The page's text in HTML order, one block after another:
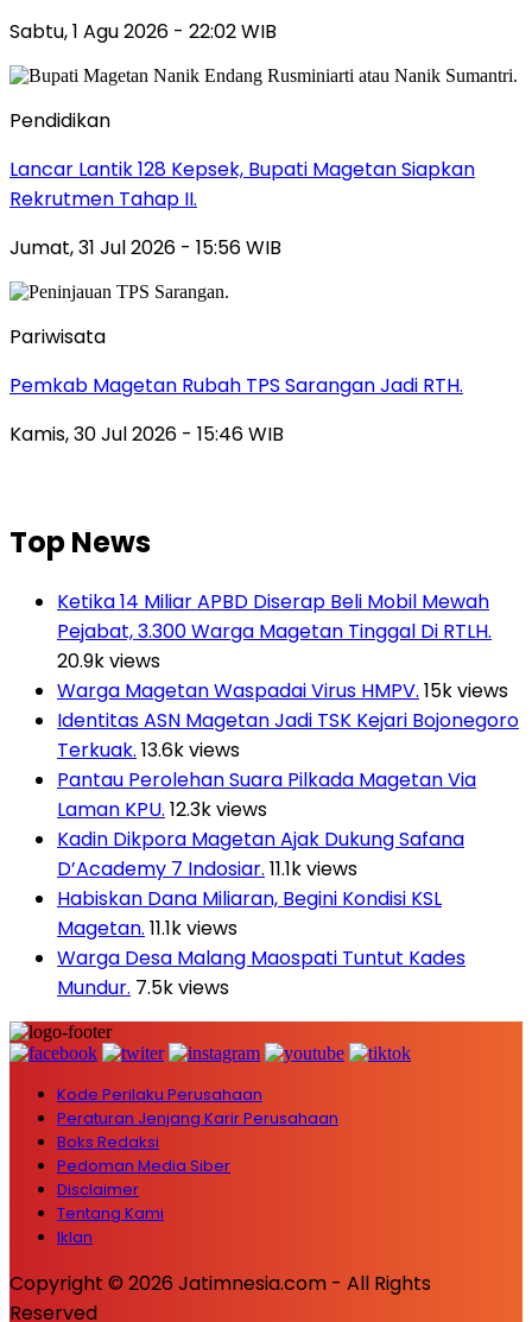
Sabtu, 1 Agu 2026 - 22:02 WIB
Pendidikan
Lancar Lantik 128 Kepsek, Bupati Magetan Siapkan
Rekrutmen Tahap II.
Jumat, 31 Jul 2026 - 15:56 WIB
Pariwisata
Pemkab Magetan Rubah TPS Sarangan Jadi RTH.
Kamis, 30 Jul 2026 - 15:46 WIB
Top News
Ketika 14 Miliar APBD Diserap Beli Mobil Mewah
Pejabat, 3.300 Warga Magetan Tinggal Di RTLH.
20.9k views
Warga Magetan Waspadai Virus HMPV. 15k views
Identitas ASN Magetan Jadi TSK Kejari Bojonegoro
Terkuak. 13.6k views
Pantau Perolehan Suara Pilkada Magetan Via
Laman KPU. 12.3k views
Kadin Dikpora Magetan Ajak Dukung Safana
D’Academy 7 Indosiar. 11.1k views
Habiskan Dana Miliaran, Begini Kondisi KSL
Magetan. 11.1k views
Warga Desa Malang Maospati Tuntut Kades
Mundur. 7.5k views
Kode Perilaku Perusahaan
Peraturan Jenjang Karir Perusahaan
Boks Redaksi
Pedoman Media Siber
Disclaimer
Tentang Kami
Iklan
Copyright © 2026 Jatimnesia.com - All Rights
Reserved